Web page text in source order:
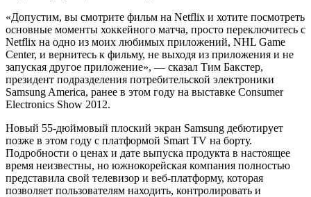
«Допустим, вы смотрите фильм на Netflix и хотите посмотреть
основные моменты хоккейного матча, просто переключитесь с
Netflix на одно из моих любимых приложений, NHL Game
Center, и вернитесь к фильму, не выходя из приложения и не
запуская другое приложение», — сказал Тим Бакстер,
президент подразделения потребительской электроники
Samsung America, ранее в этом году на выставке Consumer
Electronics Show 2012.
Новый 55-дюймовый плоский экран Samsung дебютирует
позже в этом году с платформой Smart TV на борту.
Подробности о ценах и дате выпуска продукта в настоящее
время неизвестны, но южнокорейская компания полностью
представила свой телевизор и веб-платформу, которая
позволяет пользователям находить, контролировать и